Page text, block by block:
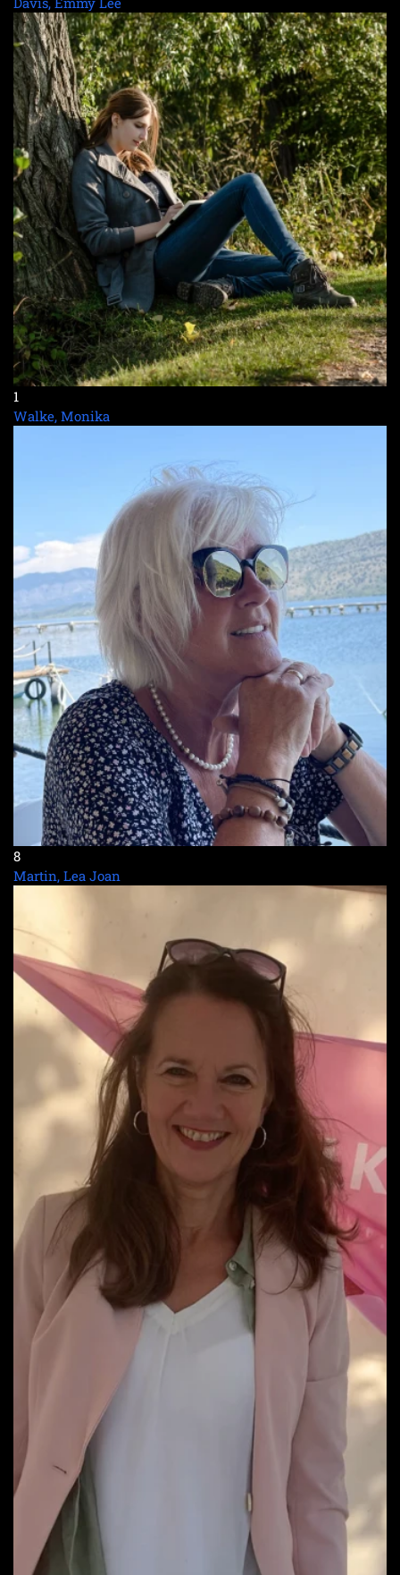
1
Walke, Monika
8
Martin, Lea Joan